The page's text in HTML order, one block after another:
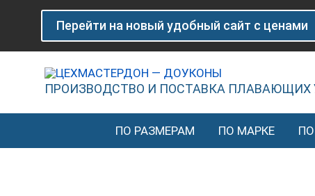
Перейти
содержимому
Перейти на новый удобный сайт с ценами
ПРОИЗВОДСТВО И ПОСТАВКА ПЛАВАЮЩИХ
ПО РАЗМЕРАМ ПО МАРКЕ
Количество
товара
Плавающее
уплотнение
(доукон)
LWD
76.90